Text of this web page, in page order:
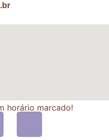
horário marcado!